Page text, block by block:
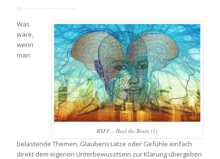
BSFF – Heal the Brain (1)
Was
wäre,
wenn
man
belastende Themen, Glaubenssätze oder Gefühle einfach
direkt dem eigenen Unterbewusstsein zur Klärung übergeben